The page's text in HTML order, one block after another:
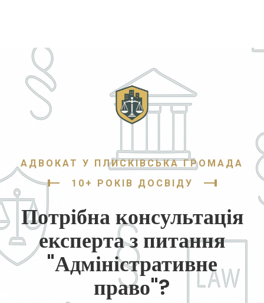
АДВОКАТ У ПЛИСКІВСЬКА ГРОМАДА
10+ РОКІВ ДОСВІДУ
Потрібна консультація
експерта з питання
"Адміністративне
право"?